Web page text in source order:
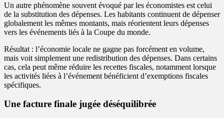
Un autre phénomène souvent évoqué par les économistes est celui
de la substitution des dépenses. Les habitants continuent de dépenser
globalement les mêmes montants, mais réorientent leurs dépenses
vers les événements liés à la Coupe du monde.
Résultat : l’économie locale ne gagne pas forcément en volume,
mais voit simplement une redistribution des dépenses. Dans certains
cas, cela peut même réduire les recettes fiscales, notamment lorsque
les activités liées à l’événement bénéficient d’exemptions fiscales
spécifiques.
Une facture finale jugée déséquilibrée